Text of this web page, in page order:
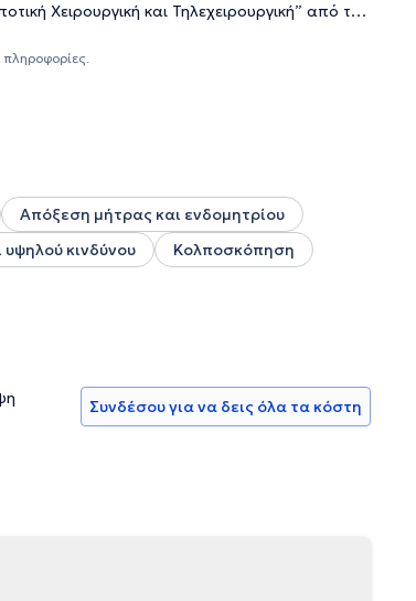
Χειρουργική και Τηλεχειρουργική” από το
και ακαδημαϊκό του έργο έχει λάβει
Απόξεση μήτρας και ενδομητρίου
κινδύνου
Κολποσκόπηση
Συνδέσου για να δεις όλα τα κόστη